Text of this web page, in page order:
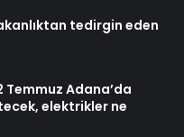
tedirgin eden
Adana’da
elektrikler ne